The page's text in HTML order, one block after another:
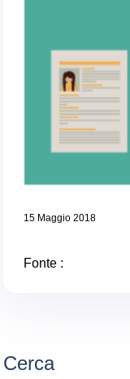
15 Maggio 2018
Fonte :
Cerca